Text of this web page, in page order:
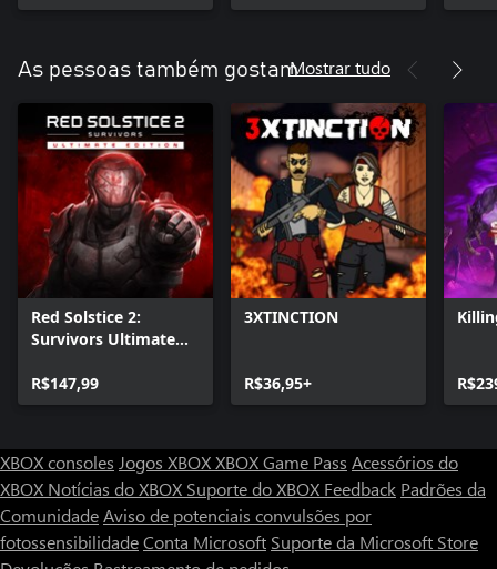
As pessoas também gostamMostrar tudo
Red Solstice 2:
Survivors Ultimate
R$147,99
3XTINCTION
R$36,95+
XBOX consoles Jogos XBOXXBOX Game Pass Acessórios do
XBOX Notícias do XBOX Suporte do XBOX Feedback Padrões da
ComunidadeAviso de potenciais convulsões por
fotossensibilidadeConta Microsoft Suporte da Microsoft Store